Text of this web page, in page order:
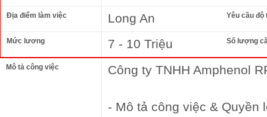
Địa điểm làm việc Long An Yêu cầu độ
Mức lương 7 - 10 Triệu Số lượng
Mô tả công việc Công ty TNHH Amphenol
- Mô tả công việc & Quyền